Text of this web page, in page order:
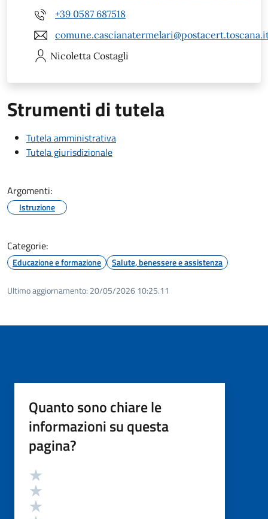
+39 0587 687518
Nicoletta Costagli
Strumenti di tutela
Tutela amministrativa
Tutela giurisdizionale
Argomenti:
Istruzione
Categorie:
Educazione e formazione Salute, benessere e assistenza
Ultimo aggiornamento: 20/05/2026 10:25.11
Quanto sono chiare le
informazioni su questa
pagina?
Valutazione